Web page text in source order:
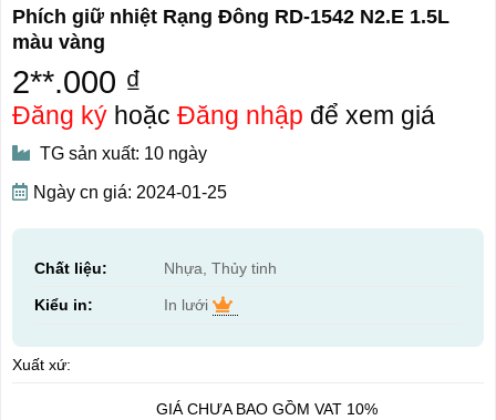
Phích giữ nhiệt Rạng Đông RD-1542 N2.E 1.5L
màu vàng
2**.000 ₫
Đăng kýhoặc Đăng nhập để xem giá
TG sản xuất: 10 ngày
Ngày cn giá: 2024-01-25
Chất liệu: Nhựa, Thủy tinh
Kiểu in: In lưới
Xuất xứ:
GIÁ CHƯA BAO GỒM VAT 10%